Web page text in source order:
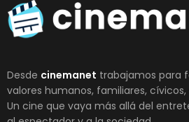
Desde cinemanet trabajamos para
valores humanos, familiares,
Un cine que vaya más allá del